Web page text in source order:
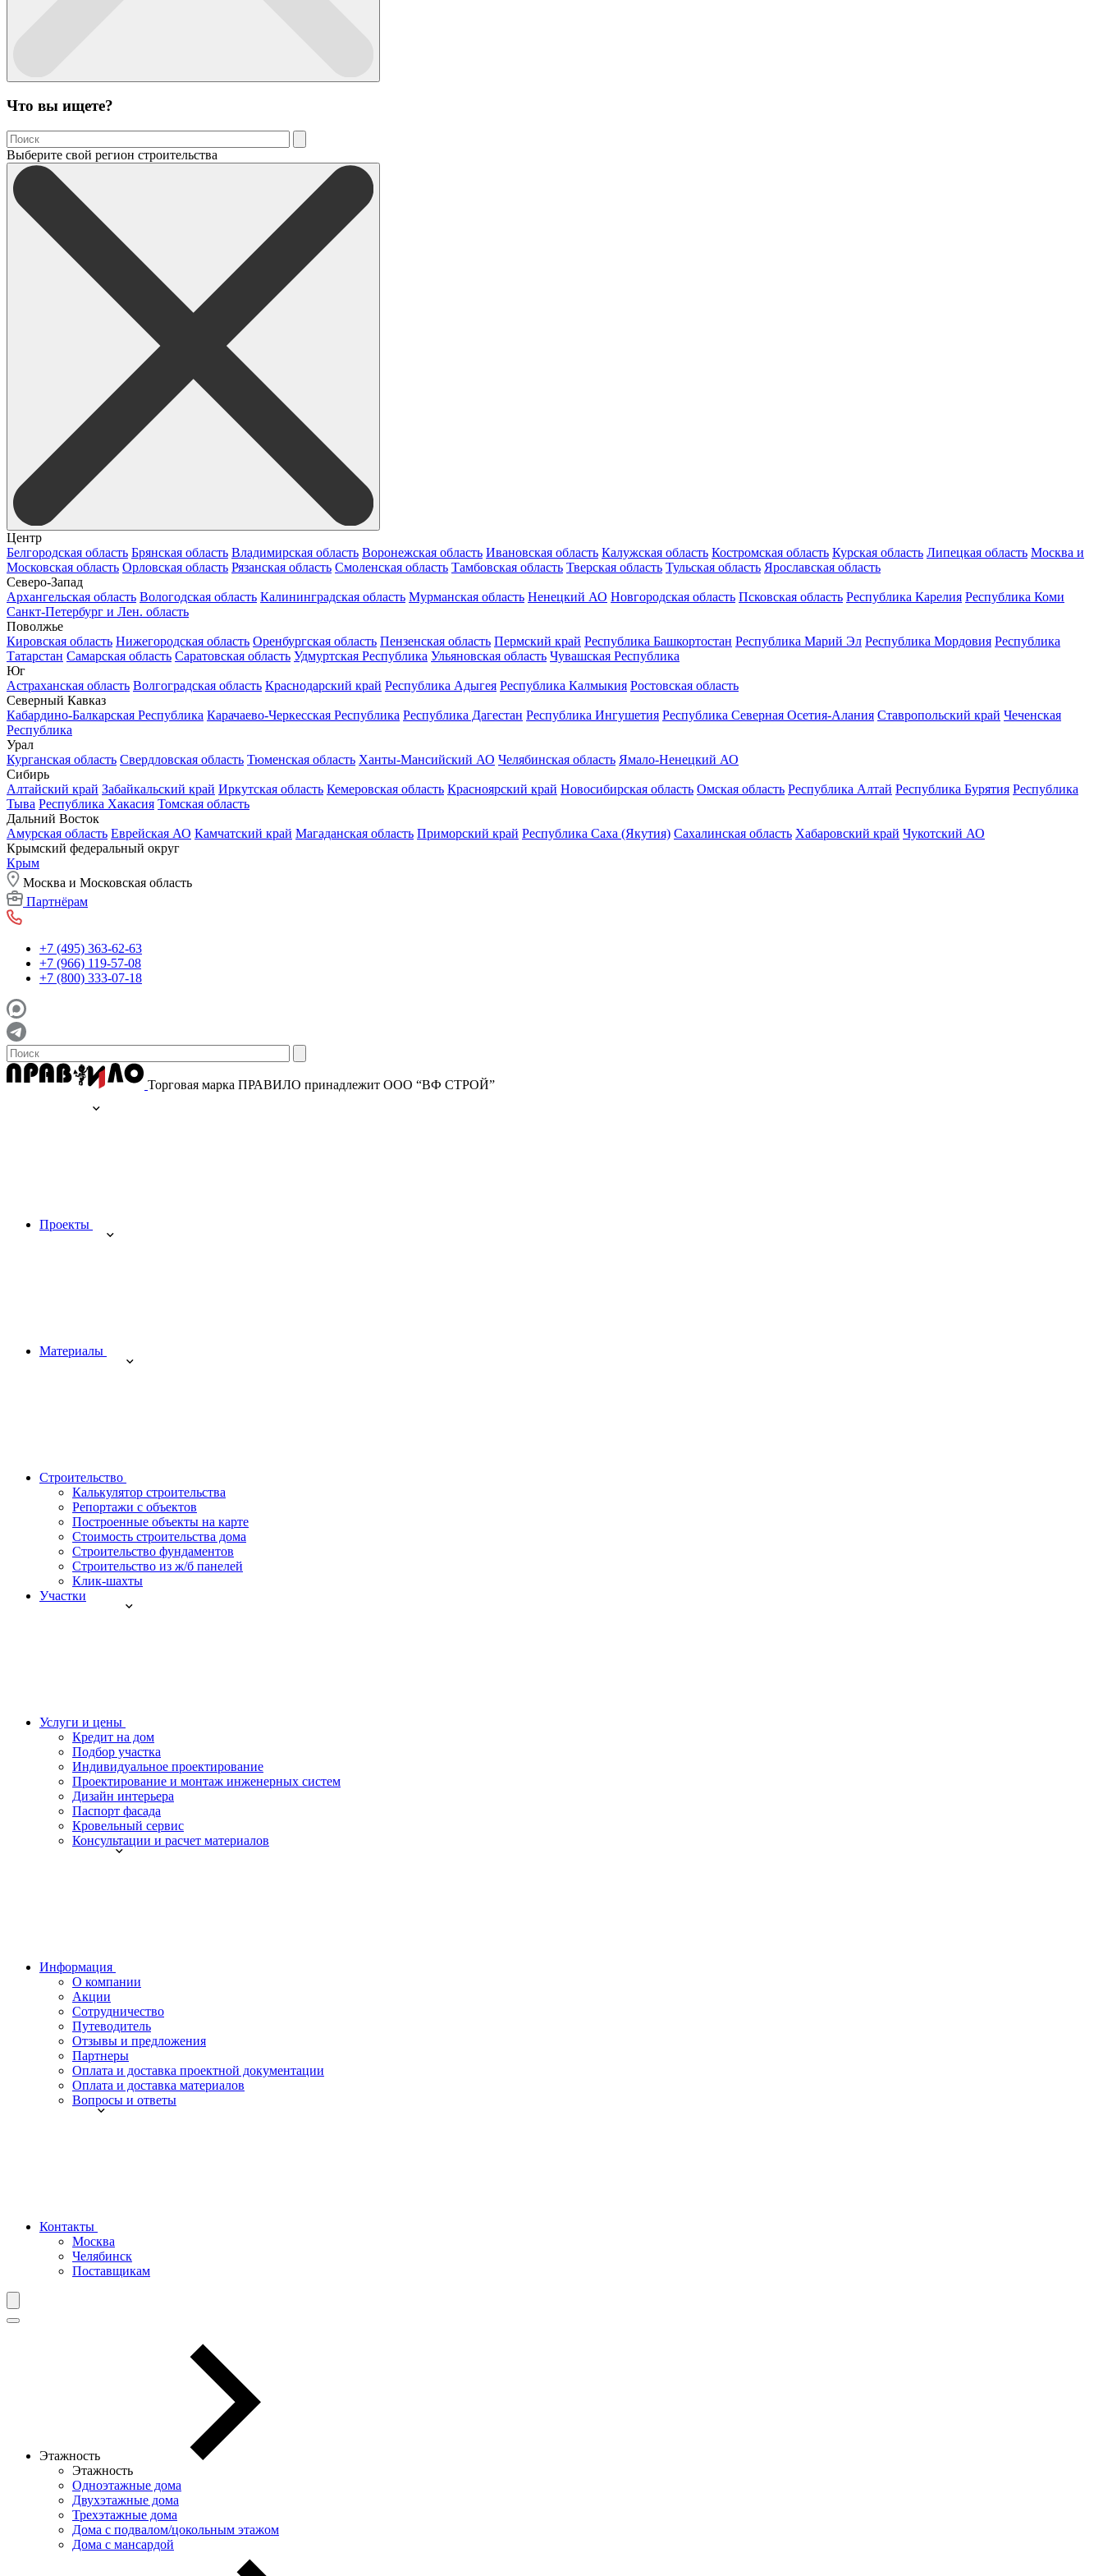
Что вы ищете?
Выберите свой регион строительства
Центр
Белгородская область Брянская область Владимирская область Воронежская область Ивановская область Калужская область Костромская область Курская область Липецкая область Москва и
Московская область Орловская область Рязанская область Смоленская область Тамбовская область Тверская область Тульская область Ярославская область
Северо-Запад
Архангельская область Вологодская область Калининградская область Мурманская область Ненецкий АО Новгородская область Псковская область Республика Карелия Республика Коми
Санкт-Петербург и Лен. область
Поволжье
Кировская область Нижегородская область Оренбургская область Пензенская область Пермский край Республика Башкортостан Республика Марий Эл Республика Мордовия Республика
Татарстан Самарская область Саратовская область Удмуртская Республика Ульяновская область Чувашская Республика
Юг
Астраханская область Волгоградская область Краснодарский край Республика Адыгея Республика Калмыкия Ростовская область
Северный Кавказ
Кабардино-Балкарская Республика Карачаево-Черкесская Республика Республика Дагестан Республика Ингушетия Республика Северная Осетия-Алания Ставропольский край Чеченская
Республика
Урал
Курганская область Свердловская область Тюменская область Ханты-Мансийский АО Челябинская область Ямало-Ненецкий АО
Сибирь
Алтайский край Забайкальский край Иркутская область Кемеровская область Красноярский край Новосибирская область Омская область Республика Алтай Республика Бурятия Республика
Тыва Республика Хакасия Томская область
Дальний Восток
Амурская область Еврейская АО Камчатский край Магаданская область Приморский край Республика Саха (Якутия) Сахалинская область Хабаровский край Чукотский АО
Крымский федеральный округ
Крым
Москва и Московская область
Партнёрам
+7 (495) 363-62-63
+7 (966) 119-57-08
+7 (800) 333-07-18
Торговая марка ПРАВИЛО принадлежит ООО “ВФ СТРОЙ”
Проекты
Материалы
Строительство
Калькулятор строительства
Репортажи с объектов
Построенные объекты на карте
Стоимость строительства дома
Строительство фундаментов
Строительство из ж/б панелей
Клик-шахты
Участки
Услуги и цены
Кредит на дом
Подбор участка
Индивидуальное проектирование
Проектирование и монтаж инженерных систем
Дизайн интерьера
Паспорт фасада
Кровельный сервис
Консультации и расчет материалов
Информация
О компании
Акции
Сотрудничество
Путеводитель
Отзывы и предложения
Партнеры
Оплата и доставка проектной документации
Оплата и доставка материалов
Вопросы и ответы
Контакты
Москва
Челябинск
Поставщикам
Этажность
Этажность
Одноэтажные дома
Двухэтажные дома
Трехэтажные дома
Дома с подвалом/цокольным этажом
Дома с мансардой